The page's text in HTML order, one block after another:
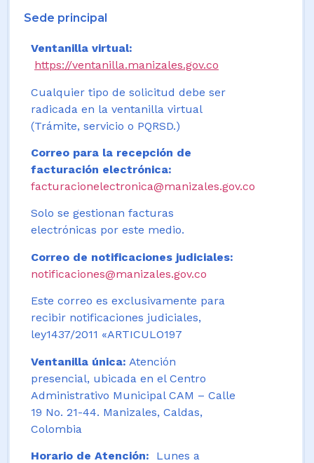
Sede principal
Ventanilla virtual:
https://ventanilla.manizales.gov.co
Cualquier tipo de solicitud debe ser
radicada en la ventanilla virtual
(Trámite, servicio o PQRSD.)
Correo para la recepción de
facturación electrónica:
facturacionelectronica@manizales.gov.co
Solo se gestionan facturas
electrónicas por este medio.
Correo de notificaciones judiciales:
notificaciones@manizales.gov.co
Este correo es exclusivamente para
recibir notificaciones judiciales,
ley1437/2011 «ARTICULO197
Ventanilla única: Atención
presencial, ubicada en el Centro
Administrativo Municipal CAM – Calle
19 No. 21-44. Manizales, Caldas,
Colombia
Horario de Atención:
Lunes a